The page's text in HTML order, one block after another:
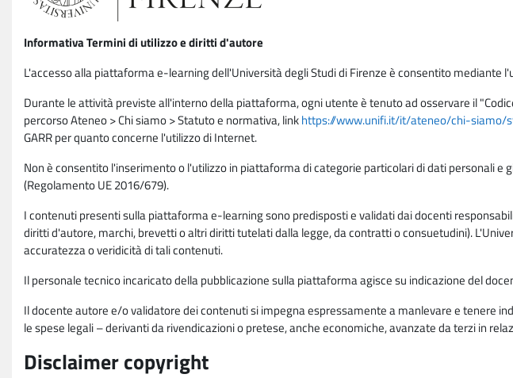
Informativa Termini di utilizzo e diritti d'autore
L'accesso alla piattaforma e-learning dell'Università degli Studi di Firenze è consentito mediante
Durante le attività previste all'interno della piattaforma, ogni utente è tenuto ad osservare il
percorso Ateneo > Chi siamo > Statuto e normativa, linkhttps://www.unifi.it/it/ateneo/chi-
GARR per quanto concerne l'utilizzo di Internet.
Non è consentito l'inserimento o l'utilizzo in piattaforma di categorie particolari di dati personali
(Regolamento UE 2016/679).
I contenuti presenti sulla piattaforma e-learning sono predisposti e validati dai docenti
diritti d'autore, marchi, brevetti o altri diritti tutelati dalla legge, da contratti o consuetudini).
accuratezza o veridicità di tali contenuti.
Il personale tecnico incaricato della pubblicazione sulla piattaforma agisce su indicazione del
Il docente autore e/o validatore dei contenuti si impegna espressamente a manlevare e tenere
le spese legali – derivanti da rivendicazioni o pretese, anche economiche, avanzate da terzi in
Disclaimer copyright